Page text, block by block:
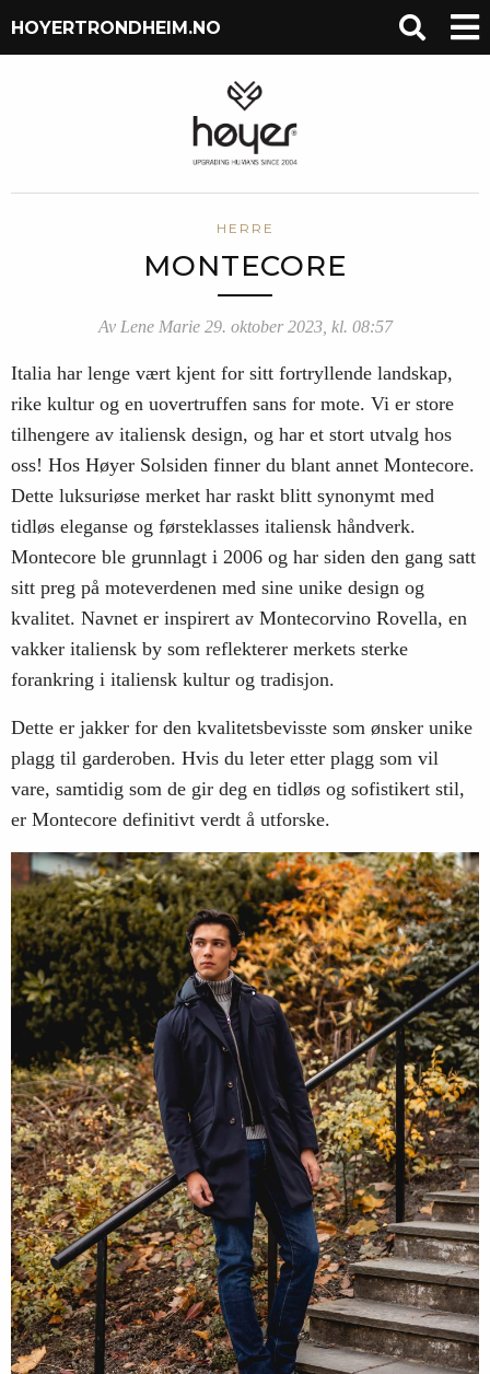
HOYERTRONDHEIM.NO
HERRE
MONTECORE
Av Lene Marie 29. oktober 2023, kl. 08:57
Italia har lenge vært kjent for sitt fortryllende landskap,
rike kultur og en uovertruffen sans for mote. Vi er store
tilhengere av italiensk design, og har et stort utvalg hos
oss! Hos Høyer Solsiden finner du blant annet Montecore.
Dette luksuriøse merket har raskt blitt synonymt med
tidløs eleganse og førsteklasses italiensk håndverk.
Montecore ble grunnlagt i 2006 og har siden den gang satt
sitt preg på moteverdenen med sine unike design og
kvalitet. Navnet er inspirert av Montecorvino Rovella, en
vakker italiensk by som reflekterer merkets sterke
forankring i italiensk kultur og tradisjon.
Dette er jakker for den kvalitetsbevisste som ønsker unike
plagg til garderoben. Hvis du leter etter plagg som vil
vare, samtidig som de gir deg en tidløs og sofistikert stil,
er Montecore definitivt verdt å utforske.